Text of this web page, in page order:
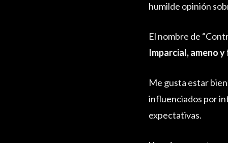
humilde opinión
El nombre de
Imparcial, ameno
Me gusta estar
influenciados por
expectativas.